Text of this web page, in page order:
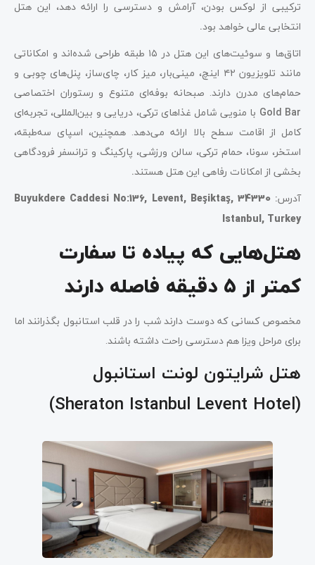
ترکیبی از لوکس بودن، آرامش و دسترسی را ارائه دهد، این هتل
انتخابی عالی خواهد بود.
اتاق‌ها و سوئیت‌های این هتل در ۱۵ طبقه طراحی شده‌اند و امکاناتی
مانند تلویزیون ۴۲ اینچ، مینی‌بار، میز کار، چای‌ساز، پنل‌های چوبی و
حمام‌های مدرن دارند. صبحانه بوفه‌ای متنوع و رستوران اختصاصی
Gold Bar با منویی شامل غذاهای ترکی، دریایی و بین‌المللی، تجربه‌ای
کامل از اقامت سطح بالا ارائه می‌دهد. همچنین، اسپای سه‌طبقه،
استخر، سونا، حمام ترکی، سالن ورزشی، پارکینگ و ترانسفر فرودگاهی
بخشی از امکانات رفاهی این هتل هستند.
آدرس:
Buyukdere Caddesi No:136, Levent, Beşiktaş, 34330
Istanbul, Turkey
هتل‌هایی که پیاده تا سفارت
کمتر از ۵ دقیقه فاصله دارند
مخصوص کسانی که دوست دارند شب را در قلب استانبول بگذرانند اما
برای مراحل ویزا هم دسترسی راحت داشته باشند.
هتل شرایتون لونت استانبول
(Sheraton Istanbul Levent Hotel)